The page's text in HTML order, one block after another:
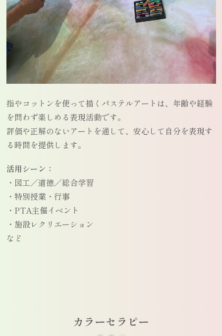
指やコットンを使って描くパステルアートは、年齢や経験
を問わず楽しめる表現活動です。
評価や正解のないアートを通して、安心して自分を表現す
る時間を提供します。
活用シーン：
・図工／道徳／総合学習
・特別授業・行事
・PTA主催イベント
・施設レクリエーション
など
カラーセラピー